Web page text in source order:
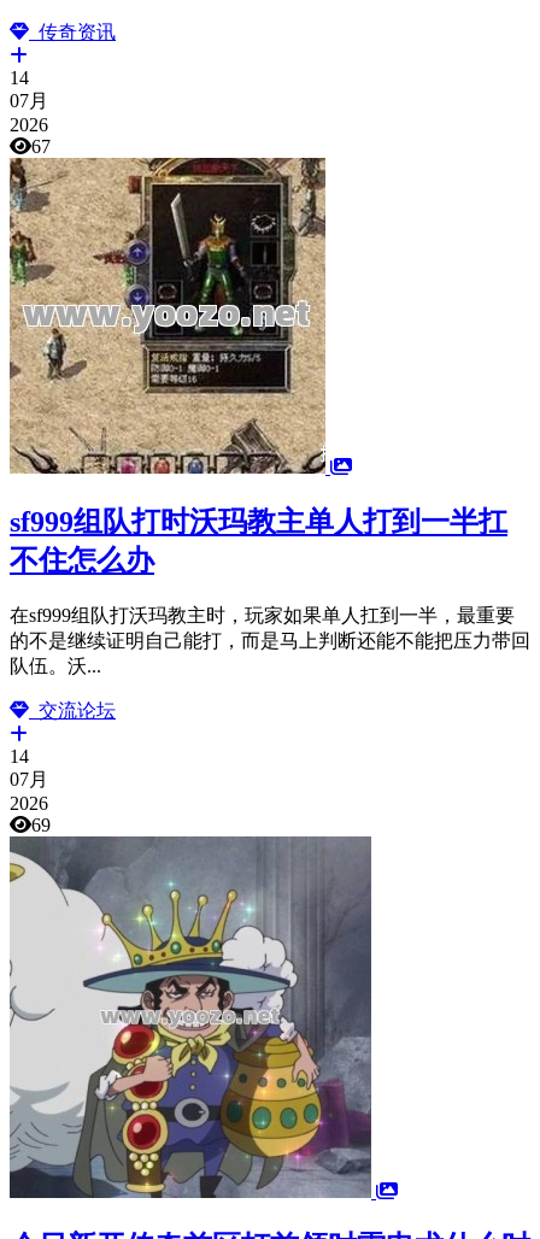
传奇资讯
14
07月
2026
67
sf999组队打时沃玛教主单人打到一半扛
不住怎么办
在sf999组队打沃玛教主时，玩家如果单人扛到一半，最重要
的不是继续证明自己能打，而是马上判断还能不能把压力带回
队伍。沃...
交流论坛
14
07月
2026
69